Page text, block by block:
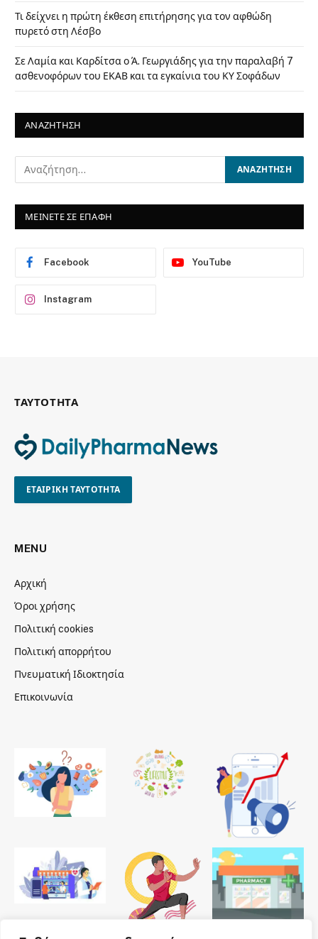
Τι δείχνει η πρώτη έκθεση επιτήρησης για τον αφθώδη
πυρετό στη Λέσβο
Σε Λαμία και Καρδίτσα ο Ά. Γεωργιάδης για την παραλαβή 7
ασθενοφόρων του ΕΚΑΒ και τα εγκαίνια του ΚΥ Σοφάδων
ΑΝΑΖΗΤΗΣΗ
ΜΕΙΝΕΤΕ ΣΕ ΕΠΑΦΗ
Facebook YouTube
Instagram
ΤΑΥΤΟΤΗΤΑ
ΕΤΑΙΡΙΚΗ ΤΑΥΤΟΤΗΤΑ
MENU
Αρχική
Όροι χρήσης
Πολιτική cookies
Πολιτική απορρήτου
Πνευματική Ιδιοκτησία
Επικοινωνία